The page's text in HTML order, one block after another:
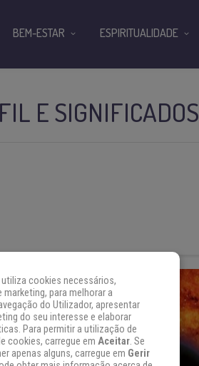
E SIGNIFICADOS
BEM-ESTAR ESPIRITUALIDADE
utiliza cookies necessários,
para melhorar a
do Utilizador, apresentar
do seu interesse e elaborar
Para permitir a utilização de
cookies, carregue em Aceitar. Se
apenas alguns, carregue em Gerir